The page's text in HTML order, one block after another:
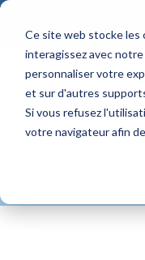
Ce site web stocke les
interagissez avec
personnaliser votre
et sur d'autres
Si vous refusez
votre navigateur afin